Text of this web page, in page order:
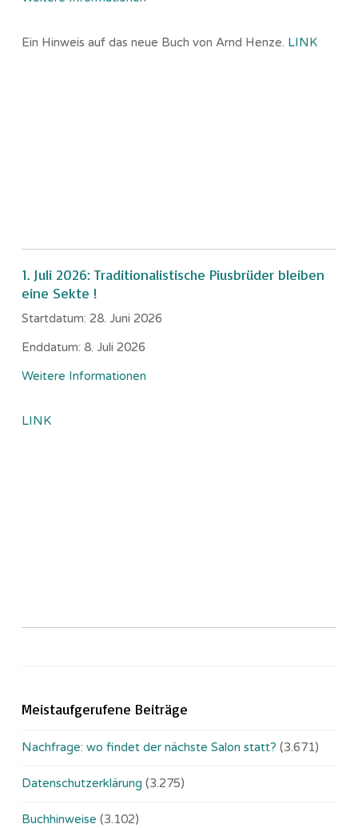
Ein Hinweis auf das neue Buch von Arnd Henze. LINK
1. Juli 2026: Traditionalistische Piusbrüder bleiben
eine Sekte !
Startdatum: 28. Juni 2026
Enddatum: 8. Juli 2026
Weitere Informationen
LINK
Meistaufgerufene Beiträge
Nachfrage: wo findet der nächste Salon statt? (3.671)
Datenschutzerklärung (3.275)
Buchhinweise (3.102)